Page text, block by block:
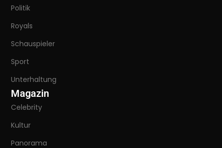
Politik
Royals
Schauspieler
Sport
Unterhaltung
Magazin
Celebrity
Kultur
Panorama